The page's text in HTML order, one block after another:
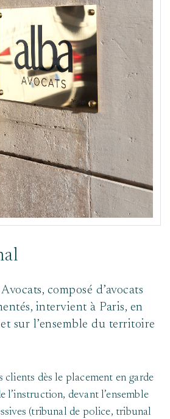
composé d’avocats
intervient à Paris, en
sur l’ensemble du territoire
clients dès le placement en garde
l’instruction, devant l’ensemble
(tribunal de police, tribunal